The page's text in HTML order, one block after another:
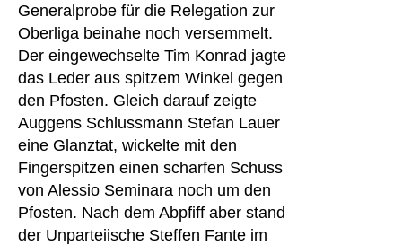
Generalprobe für die Relegation zur
Oberliga beinahe noch versemmelt.
Der eingewechselte Tim Konrad jagte
das Leder aus spitzem Winkel gegen
den Pfosten. Gleich darauf zeigte
Auggens Schlussmann Stefan Lauer
eine Glanztat, wickelte mit den
Fingerspitzen einen scharfen Schuss
von Alessio Seminara noch um den
Pfosten. Nach dem Abpfiff aber stand
der Unparteiische Steffen Fante im